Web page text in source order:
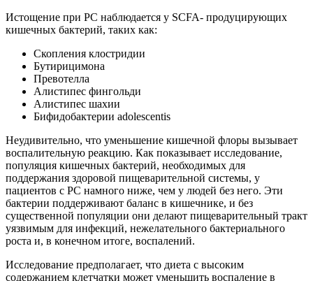
Истощение при РС наблюдается у SCFA- продуцирующих
кишечных бактерий, таких как:
Скопления клостридии
Бутирицимона
Превотелла
Алистипес фингольди
Алистипес шахии
Бифидобактерии adolescentis
Неудивительно, что уменьшение кишечной флоры вызывает
воспалительную реакцию. Как показывает исследование,
популяция кишечных бактерий, необходимых для
поддержания здоровой пищеварительной системы, у
пациентов с РС намного ниже, чем у людей без него. Эти
бактерии поддерживают баланс в кишечнике, и без
существенной популяции они делают пищеварительный тракт
уязвимым для инфекций, нежелательного бактериального
роста и, в конечном итоге, воспалений.
Исследование предполагает, что диета с высоким
содержанием клетчатки может уменьшить воспаление в